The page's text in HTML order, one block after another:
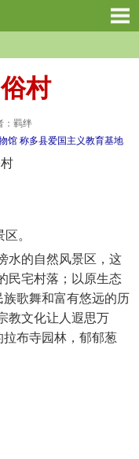
村
：羁绊
馆 称多县爱国主义教育基地
。
的自然风景区，这
民宅村落；以原生态
族歌舞和富有悠远的历
教文化让人遐思万
拉布寺园林，郁郁葱